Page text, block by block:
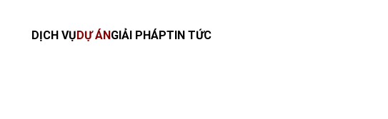
DỊCH VỤDỰ ÁNGIẢI PHÁPTIN TỨC